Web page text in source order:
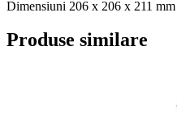
Dimensiuni 206 x 206 x 211
Produse similare